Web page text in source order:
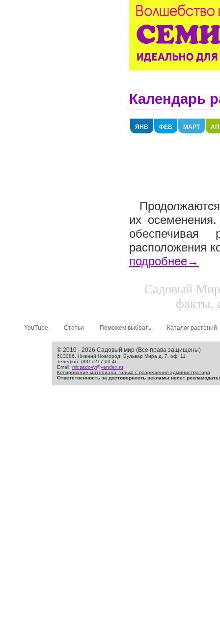
Календарь
ЯНВ ФЕВ МАРТ
их
обеспечивая
расположения
подробнее→
Садовый
факты,
YouTube Статьи Поможем выбрать Каталог растений
© 2010 - 2026 Садовый мир (Все права защищены)
603086, Нижний Новгород, Бульвар Мира д. 7, оф. 11
Телефон: (831) 217-00-46
Email: mir.sadovy@yandex.ru
Копирование материала только с разрешения администратора
Ответственность за достоверность рекламы несет